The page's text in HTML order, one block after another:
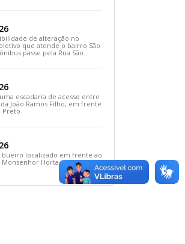
de alteração no
que atende o bairro São
passe pela Rua São
escadaria de acesso entre
João Ramos Filho, em frente
Preto
bueiro localizado em frente ao
Horta, em